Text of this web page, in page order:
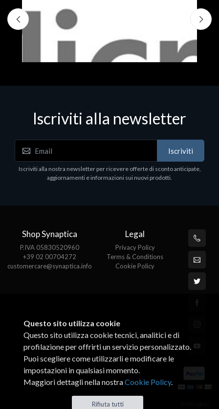
Software - Office Productivity
MS OFFICE H&S 2021 ESD
Iscriviti alla newsletter
Iscriviti
Iscriviti alla nostra newsletter per ricevere offerte di sconto anticipate,
aggiornamenti e informazioni sui nuovi prodotti.
Shop Synaptica
P.IVA 05830520960
+39 02 00704272
customercare@synaptica.info
Legal
Privacy Policy
Terms & Conditions
Cookie Policy
Questo sito utilizza cookie
Questo sito utilizza cookie tecnici, analitici e di
profilazione per offrirti un servizio personalizzato.
Puoi scegliere come utilizzarli e modificare le
impostazioni in qualsiasi momento.
Maggiori dettagli nella nostraCookie Policy.
Rifiuta tutti